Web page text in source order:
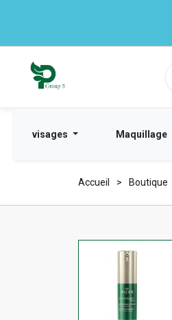
visages Maquillage
Accueil Boutique